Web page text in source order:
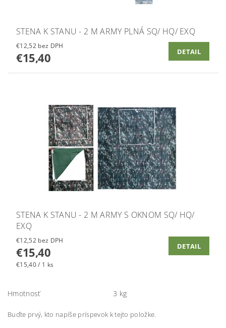
STENA K STANU - 2 M ARMY PLNÁ SQ/ HQ/ EXQ
€12,52 bez DPH
€15,40 DETAIL
STENA K STANU - 2 M ARMY S OKNOM SQ/ HQ/
EXQ
€12,52 bez DPH
€15,40
€15,40 / 1 ks
DETAIL
Hmotnosť 3 kg
Buďte prvý, kto napíše príspevok k tejto položke.